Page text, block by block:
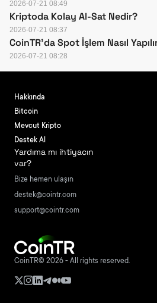
2026-07-21 08:49
Kriptoda Kolay Al-Sat Nedir?
2026-07-21 08:37
CoinTR'da Spot İşlem Nasıl
2026-07-21 08:28
Hakkında
Bitcoin
Mevcut Kripto
Destek Al
Yardıma mı ihtiyacın
var?
Bize hemen ulaşın
destek@cointr.com
support@cointr.com
CoinTR© 2026 - All rights reserved.